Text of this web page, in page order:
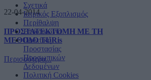
22-04-2014
ΠΡΟΣΤΑΤΕΚΤΟΜΗ ΜΕ ΤΗ
ΜΕΘΟΔΟ TURis
Περισσότερα...
Σχετικά
Ιατρικός Εξοπλισμός
Περίθαλψη
Επικοινωνία
Πολιτική
Προστασίας
Προσωπικών
Δεδομένων
Πολιτική Cookies